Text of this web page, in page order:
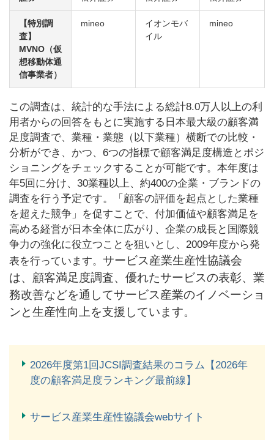
【特別調
査】
MVNO（仮
想移動体通
信事業者）
mineo
イオンモバ
イル
mineo
この調査は、統計的な手法による総計8.0万人以上の利
用者からの回答をもとに実施する日本最大級の顧客満
足度調査で、業種・業態（以下業種）横断での比較・
分析ができ、かつ、6つの指標で顧客満足度構造とポジ
ショニングをチェックすることが可能です。本年度は
年5回に分け、30業種以上、約400の企業・ブランドの
調査を行う予定です。「顧客の評価を起点とした業種
を超えた競争」を促すことで、付加価値や顧客満足を
高める経営が日本全体に広がり、企業の成長と国際競
争力の強化に役立つことを狙いとし、2009年度から発
表を行っています。 サービス産業生産性協議会
は、顧客満足度調査、優れたサービスの表彰、業
務改善などを通してサービス産業のイノベーショ
ンと生産性向上を支援しています。
2026年度第1回JCSI調査結果のコラム【2026年
度の顧客満足度ランキング最前線】
サービス産業生産性協議会webサイト